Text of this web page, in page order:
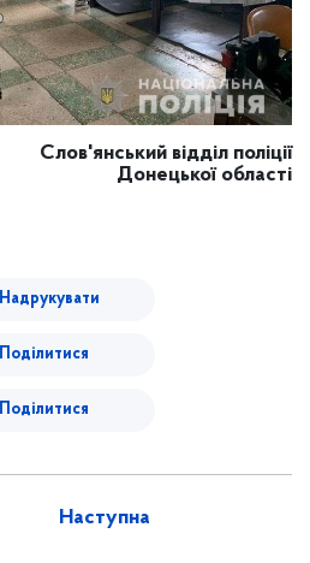
Слов'янський відділ поліції
Донецької області
Надрукувати
Поділитися
Поділитися
Наступна